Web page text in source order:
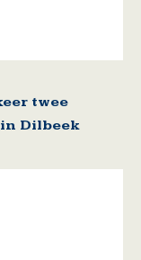
twee
Dilbeek